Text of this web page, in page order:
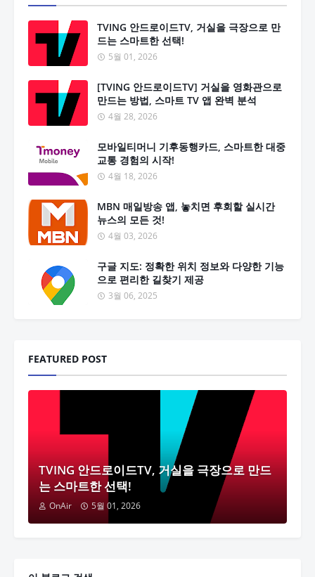
TVING 안드로이드TV, 거실을 극장으로 만
드는 스마트한 선택!
5월 01, 2026
[TVING 안드로이드TV] 거실을 영화관으로
만드는 방법, 스마트 TV 앱 완벽 분석
4월 28, 2026
모바일티머니 기후동행카드, 스마트한 대중
교통 경험의 시작!
4월 18, 2026
MBN 매일방송 앱, 놓치면 후회할 실시간
뉴스의 모든 것!
4월 03, 2026
구글 지도: 정확한 위치 정보와 다양한 기능
으로 편리한 길찾기 제공
3월 06, 2025
FEATURED POST
TVING 안드로이드TV, 거실을 극장으로 만드
는 스마트한 선택!
OnAir 5월 01, 2026